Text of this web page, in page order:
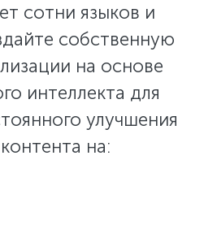
сотни языков и
собственную
на основе
интеллекта для
улучшения
на: